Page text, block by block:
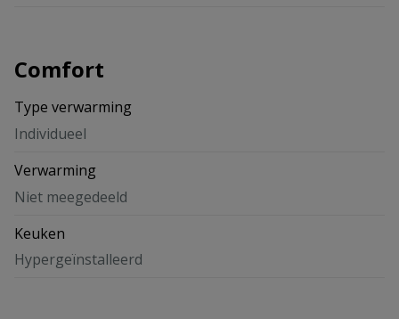
Comfort
Type verwarming
Individueel
Verwarming
Niet meegedeeld
Keuken
Hypergeïnstalleerd